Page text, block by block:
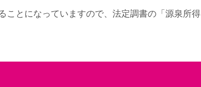
とになっていますので、法定調書の「源泉所得